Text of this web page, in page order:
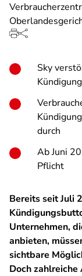
Sky
durch
Ab Juni
Pflicht
Bereits seit Juli
Unternehmen,
anbieten,
sichtbare
Doch